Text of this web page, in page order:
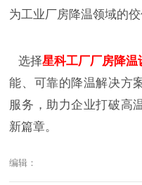
为工业厂房降温领域的佼
选择星科工厂厂房降温
能、可靠的降温解决方
服务，助力企业打破高
新篇章。
编辑：